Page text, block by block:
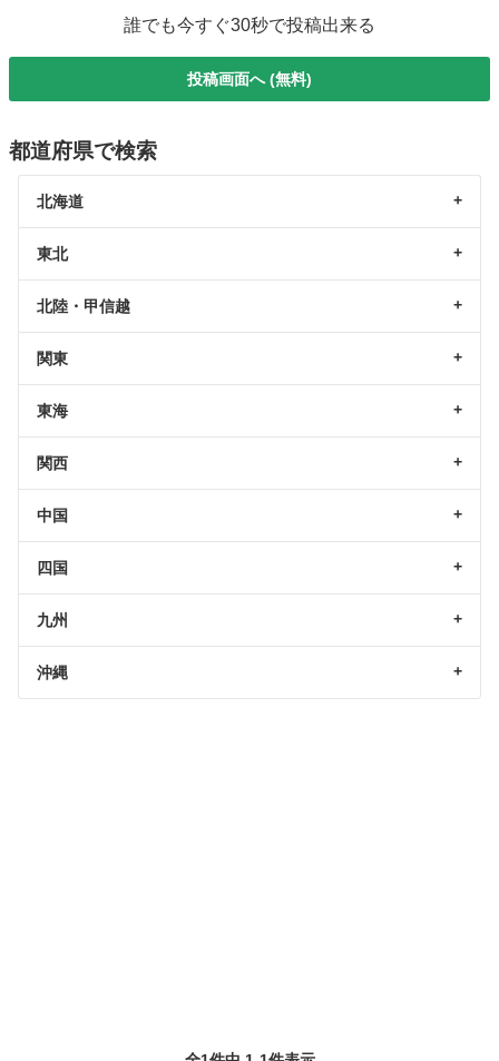
誰でも今すぐ30秒で投稿出来る
投稿画面へ (無料)
都道府県で検索
北海道
東北
北陸・甲信越
関東
東海
関西
中国
四国
九州
沖縄